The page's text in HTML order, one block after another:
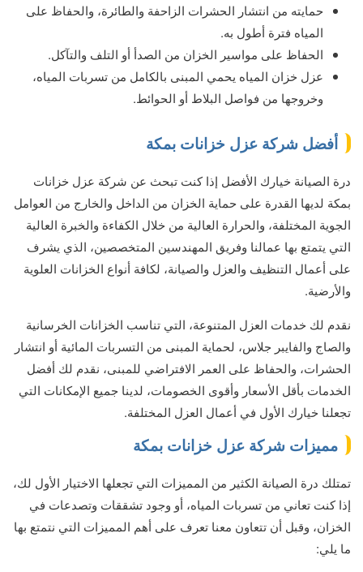
حمايته من انتشار الحشرات الزاحفة والطائرة، والحفاظ على
المياه فترة أطول به.
الحفاظ على مواسير الخزان من الصدأ أو التلف والتآكل.
عزل خزان المياه يحمي المبنى بالكامل من تسربات المياه،
وخروجها من فواصل البلاط أو الحوائط.
أفضل شركة عزل خزانات بمكة
درة الصيانة خيارك الأفضل إذا كنت تبحث عن شركة عزل خزانات
بمكة لديها القدرة على حماية الخزان من الداخل والخارج من العوامل
الجوية المختلفة، والحرارة العالية من خلال الكفاءة والخبرة العالية
التي يتمتع بها عمالنا وفريق المهندسين المتخصصين، الذي يشرف
على أعمال التنظيف والعزل والصيانة، لكافة أنواع الخزانات العلوية
والأرضية.
نقدم لك خدمات العزل المتنوعة، التي تناسب الخزانات الخرسانية
والصاج والفايبر جلاس، لحماية المبنى من التسربات المائية أو انتشار
الحشرات، والحفاظ على العمر الافتراضي للمبنى، نقدم لك أفضل
الخدمات بأقل الأسعار وأقوى الخصومات، لدينا جميع الإمكانات التي
تجعلنا خيارك الأول في أعمال العزل المختلفة.
مميزات شركة عزل خزانات بمكة
تمتلك درة الصيانة الكثير من المميزات التي تجعلها الاختيار الأول لك،
إذا كنت تعاني من تسربات المياه، أو وجود تشققات وتصدعات في
الخزان، وقبل أن تتعاون معنا تعرف على أهم المميزات التي نتمتع بها
ما يلي: